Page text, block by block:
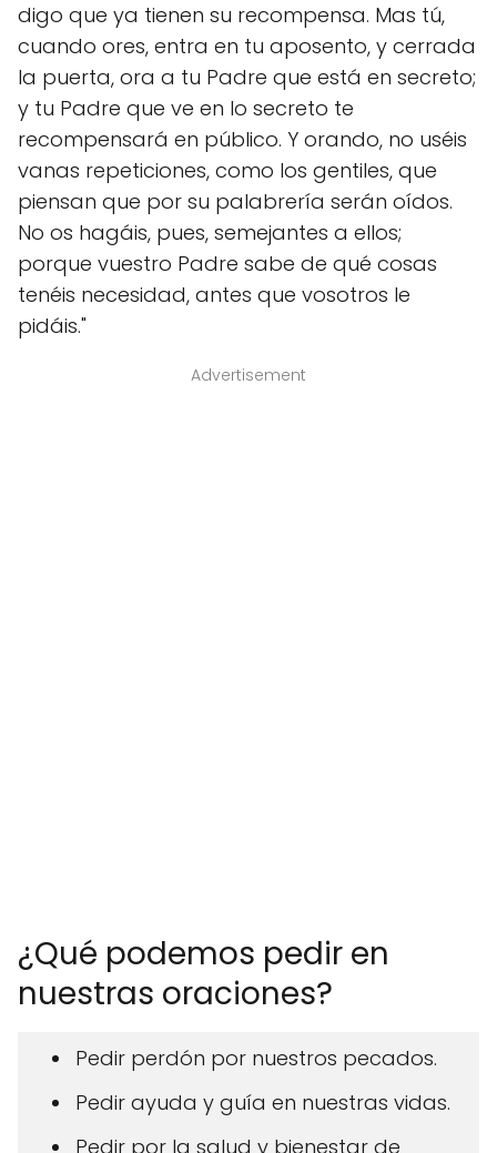
digo que ya tienen su recompensa. Mas tú,
cuando ores, entra en tu aposento, y cerrada
la puerta, ora a tu Padre que está en secreto;
y tu Padre que ve en lo secreto te
recompensará en público. Y orando, no uséis
vanas repeticiones, como los gentiles, que
piensan que por su palabrería serán oídos.
No os hagáis, pues, semejantes a ellos;
porque vuestro Padre sabe de qué cosas
tenéis necesidad, antes que vosotros le
pidáis."
Advertisement
¿Qué podemos pedir en
nuestras oraciones?
Pedir perdón por nuestros pecados.
Pedir ayuda y guía en nuestras vidas.
Pedir por la salud y bienestar de